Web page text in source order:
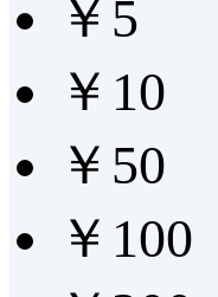
￥5
￥10
￥50
￥100